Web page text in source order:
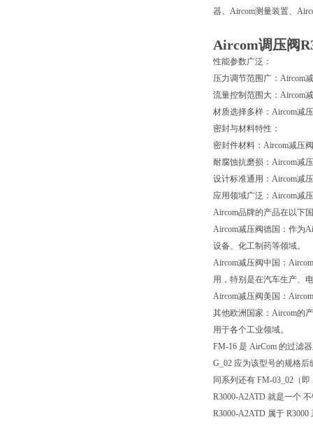
器、Aircom测量装置、
Aircom调压阀
性能参数广泛：
压力调节范围广：Aircom
流量控制范围大：Aircom
材质选择多样：Aircom减
密封与材料特性：
密封件材料：Aircom减压
耐腐蚀抗磨损：Aircom减
设计标准通用：Aircom减
应用领域广泛：Aircom减
Aircom品牌的产品在以下
Aircom减压阀德国：作为
设备、化工制药等领域。
Aircom减压阀中国：
用，特别是在汽车生产、
Aircom减压阀美国：
其他欧洲国家：Aircom的
用于各个工业领域。
FM-16 是 AirCom 的过滤
G_02 应为该型号的规格
同系列还有 FM-03_02（
R3000-A2ATD 就是一个
R3000-A2ATD 属于